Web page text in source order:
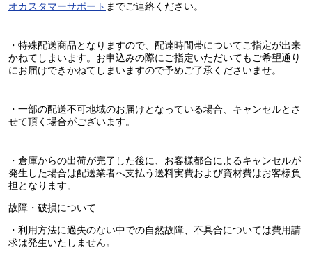
オカスタマーサポート までご連絡ください。
・特殊配送商品となりますので、配達時間帯についてご指定が出来
かねてしまいます。お申込みの際にご指定いただいてもご希望通り
にお届けできかねてしまいますので予めご了承くださいませ。
・一部の配送不可地域のお届けとなっている場合、キャンセルとさ
せて頂く場合がございます。
・倉庫からの出荷が完了した後に、お客様都合によるキャンセルが
発生した場合は配送業者へ支払う送料実費および資材費はお客様負
担となります。
故障・破損について
・利用方法に過失のない中での自然故障、不具合については費用請
求は発生いたしません。